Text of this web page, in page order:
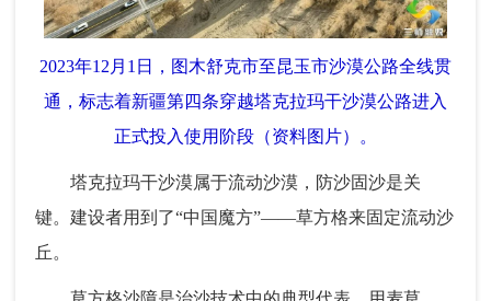
2023年12月1日，图木舒克市至昆玉市沙漠公路全线贯
通，标志着新疆第四条穿越塔克拉玛干沙漠公路进入
正式投入使用阶段（资料图片）。
塔克拉玛干沙漠属于流动沙漠，防沙固沙是关
键。建设者用到了“中国魔方”——草方格来固定流动沙
丘。